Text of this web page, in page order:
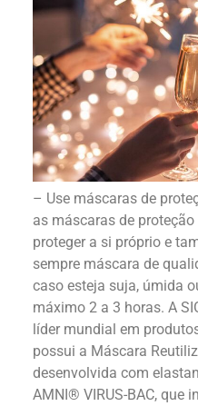
– Use máscaras de
as máscaras de
proteger a si próprio e
sempre máscara de
caso esteja suja, úmida
máximo 2 a 3 horas. A
líder mundial em
possui a Máscara
desenvolvida com
AMNI® VIRUS-BAC, que